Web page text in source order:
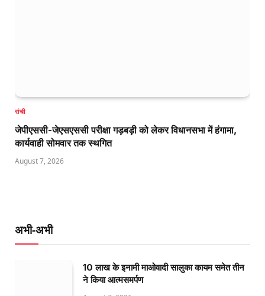
रांची
जेपीएससी-जेएसएससी परीक्षा गड़बड़ी को लेकर विधानसभा में हंगामा,
कार्यवाही सोमवार तक स्थगित
August 7, 2026
अभी-अभी
10 लाख के इनामी माओवादी सालुका कायम समेत तीन
ने किया आत्मसमर्पण